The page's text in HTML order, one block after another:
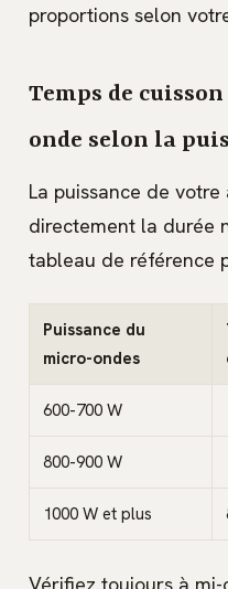
proportions selon
Temps de
onde selon la
La puissance de
directement la durée
tableau de référence
Puissance du
micro-ondes
600-700 W
800-900 W
1000 W et plus